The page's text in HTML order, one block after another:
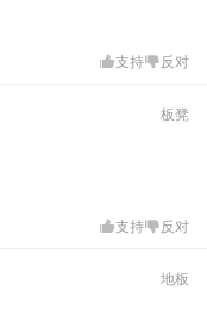
支持 反对
板凳
支持 反对
地板